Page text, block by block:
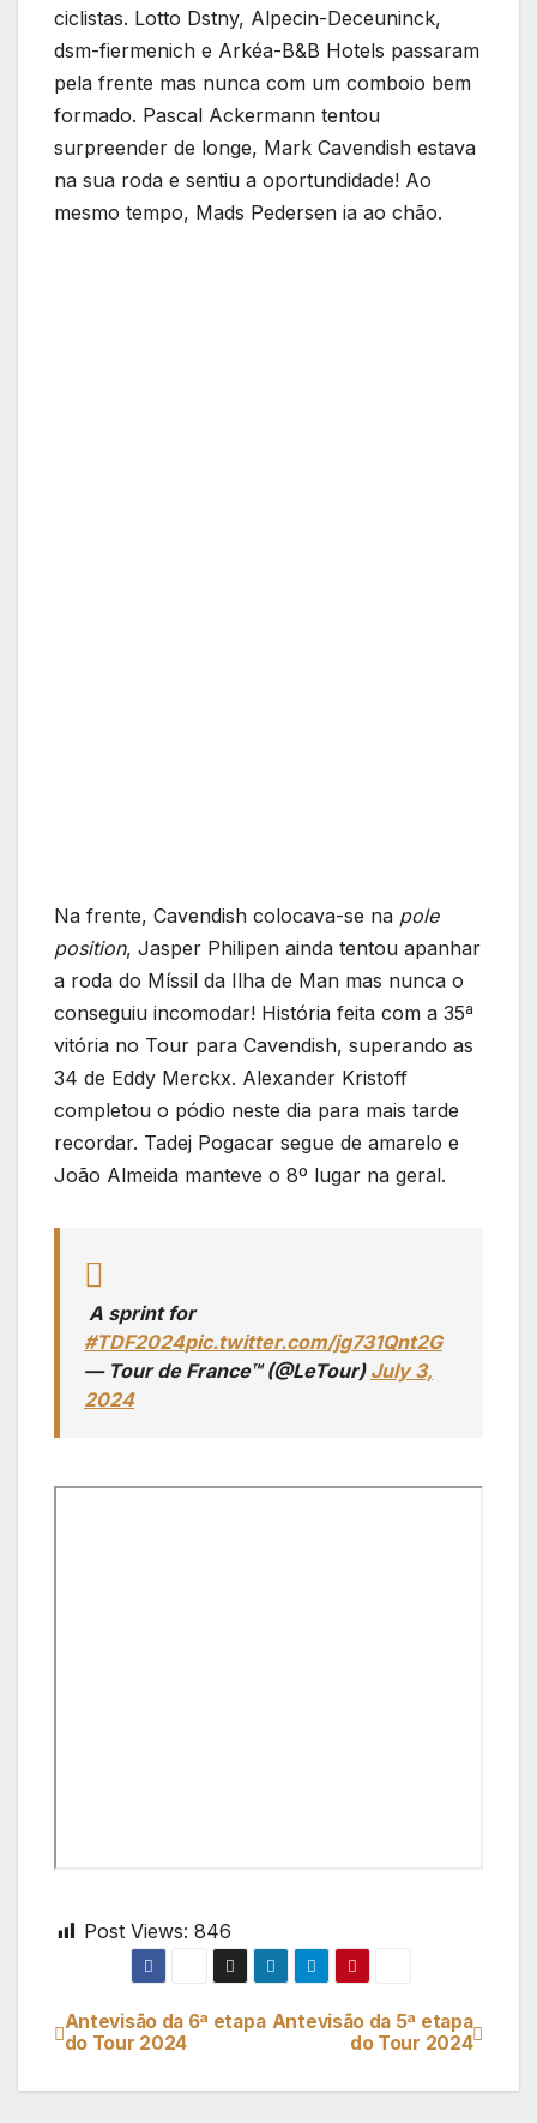
ciclistas. Lotto Dstny, Alpecin-Deceuninck,
dsm-fiermenich e Arkéa-B&B Hotels passaram
pela frente mas nunca com um comboio bem
formado. Pascal Ackermann tentou
surpreender de longe, Mark Cavendish estava
na sua roda e sentiu a oportundidade! Ao
mesmo tempo, Mads Pedersen ia ao chão.
Na frente, Cavendish colocava-se na pole
position, Jasper Philipen ainda tentou apanhar
a roda do Míssil da Ilha de Man mas nunca o
conseguiu incomodar! História feita com a 35ª
vitória no Tour para Cavendish, superando as
34 de Eddy Merckx. Alexander Kristoff
completou o pódio neste dia para mais tarde
recordar. Tadej Pogacar segue de amarelo e
João Almeida manteve o 8º lugar na geral.
️ A sprint for
#TDF2024pic.twitter.com/jg731Qnt2G
— Tour de France™ (@LeTour) July 3,
2024
Post Views: 846
Navegação
de
Antevisão da 5ª etapa
do Tour 2024
Antevisão da 6ª etapa
do Tour 2024